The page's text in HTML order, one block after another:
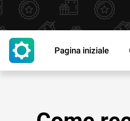
Pagina iniziale